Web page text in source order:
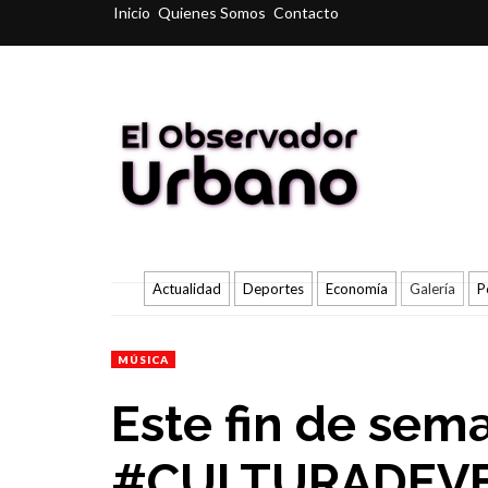
Inicio Quienes Somos Contacto
Actualidad Deportes Economía Galería
MÚSICA
Este fin de